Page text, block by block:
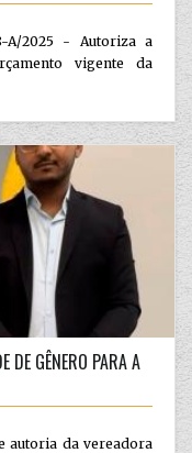
A/2025 - Autoriza a
vigente da
DE GÊNERO PARA A
autoria da vereadora